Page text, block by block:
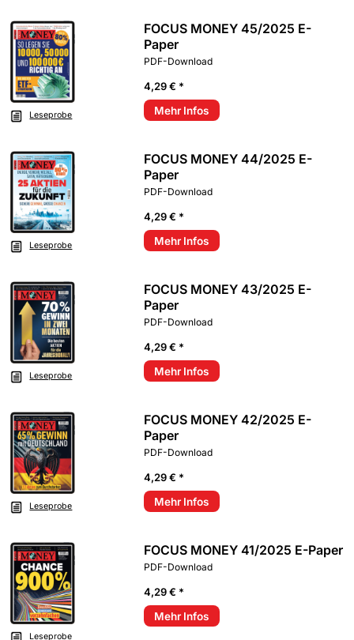
Leseprobe
FOCUS MONEY 45/2025 E-
Paper
PDF-Download
4,29 € *
Mehr Infos
Leseprobe
FOCUS MONEY 44/2025 E-
Paper
PDF-Download
4,29 € *
Mehr Infos
Leseprobe
FOCUS MONEY 43/2025 E-
Paper
PDF-Download
4,29 € *
Mehr Infos
Leseprobe
FOCUS MONEY 42/2025 E-
Paper
PDF-Download
4,29 € *
Mehr Infos
Leseprobe
FOCUS MONEY 41/2025 E-Paper
PDF-Download
4,29 € *
Mehr Infos